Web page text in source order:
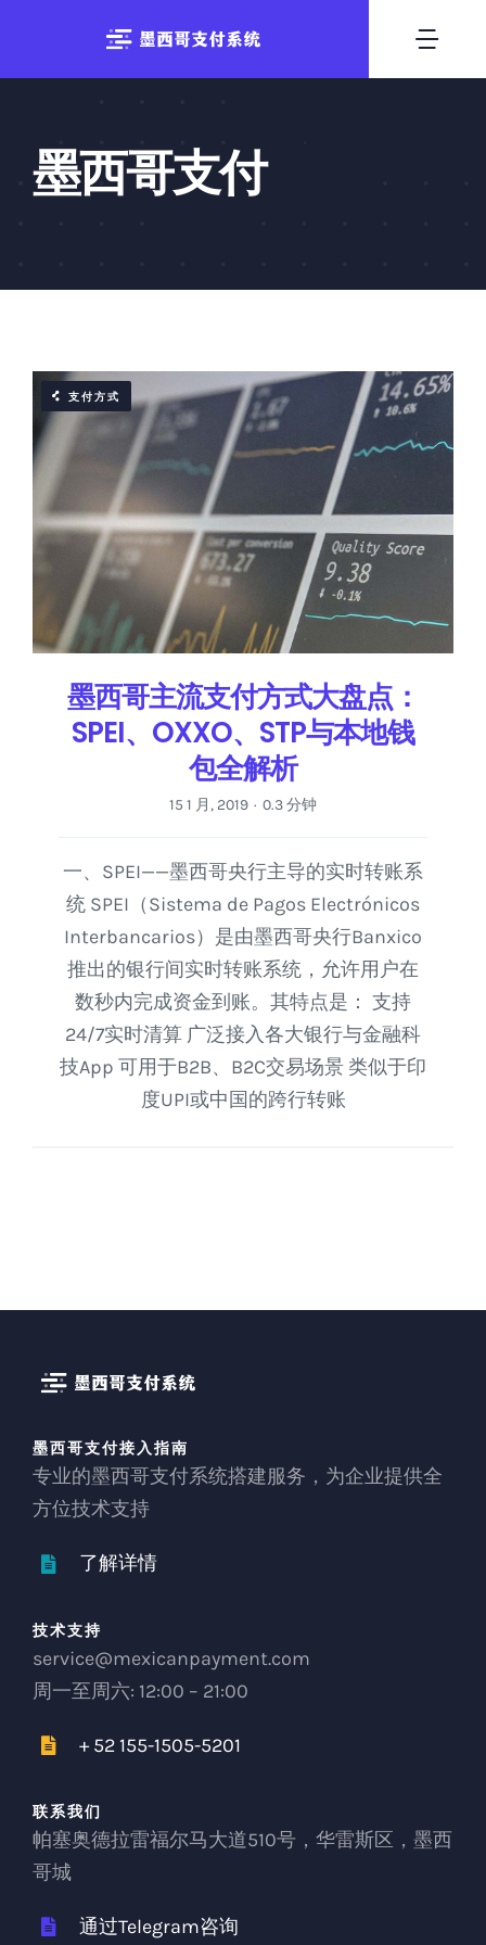
内
切
支付方式
行业资讯
联系我们
墨西哥支付
支付方式
墨西哥主流支付方式大盘点：
SPEI、OXXO、STP与本地钱
包全解析
15 1 月, 2019 · 0.3 分钟
一、SPEI——墨西哥央行主导的实时转账系
统 SPEI（Sistema de Pagos Electrónicos
Interbancarios）是由墨西哥央行Banxico
推出的银行间实时转账系统，允许用户在
数秒内完成资金到账。其特点是： 支持
24/7实时清算 广泛接入各大银行与金融科
技App 可用于B2B、B2C交易场景 类似于印
度UPI或中国的跨行转账
墨西哥支付接入指南
专业的墨西哥支付系统搭建服务，为企业提供全
方位技术支持
了解详情
技术支持
service@mexicanpayment.com
周一至周六: 12:00 – 21:00
+ 52 155-1505-5201
联系我们
帕塞奥德拉雷福尔马大道510号，华雷斯区，墨西
哥城
通过Telegram咨询